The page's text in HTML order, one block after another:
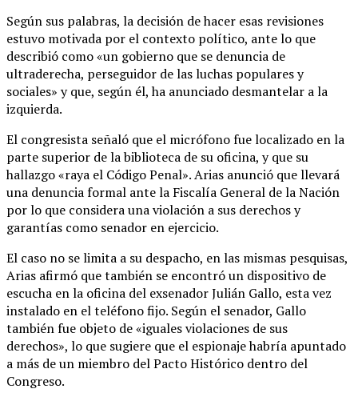
Según sus palabras, la decisión de hacer esas revisiones
estuvo motivada por el contexto político, ante lo que
describió como «un gobierno que se denuncia de
ultraderecha, perseguidor de las luchas populares y
sociales» y que, según él, ha anunciado desmantelar a la
izquierda.
El congresista señaló que el micrófono fue localizado en la
parte superior de la biblioteca de su oficina, y que su
hallazgo «raya el Código Penal». Arias anunció que llevará
una denuncia formal ante la Fiscalía General de la Nación
por lo que considera una violación a sus derechos y
garantías como senador en ejercicio.
El caso no se limita a su despacho, en las mismas pesquisas,
Arias afirmó que también se encontró un dispositivo de
escucha en la oficina del exsenador Julián Gallo, esta vez
instalado en el teléfono fijo. Según el senador, Gallo
también fue objeto de «iguales violaciones de sus
derechos», lo que sugiere que el espionaje habría apuntado
a más de un miembro del Pacto Histórico dentro del
Congreso.